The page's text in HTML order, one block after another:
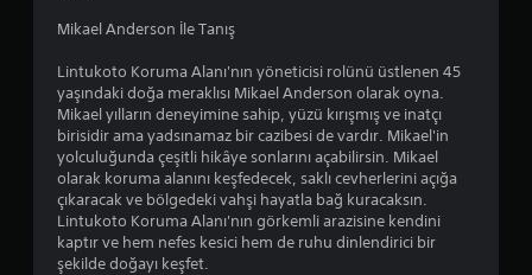
Mikael Anderson İle Tanış
Lintukoto Koruma Alanı'nın yöneticisi rolünü üstlenen 45
yaşındaki doğa meraklısı Mikael Anderson olarak oyna.
Mikael yılların deneyimine sahip, yüzü kırışmış ve inatçı
birisidir ama yadsınamaz bir cazibesi de vardır. Mikael'in
yolculuğunda çeşitli hikâye sonlarını açabilirsin. Mikael
olarak koruma alanını keşfedecek, saklı cevherlerini açığa
çıkaracak ve bölgedeki vahşi hayatla bağ kuracaksın.
Lintukoto Koruma Alanı'nın görkemli arazisine kendini
kaptır ve hem nefes kesici hem de ruhu dinlendirici bir
şekilde doğayı keşfet.